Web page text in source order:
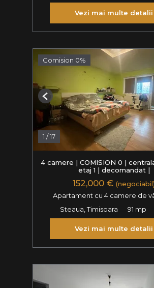
Vezi mai multe detalii
Comision 0%
1 /17
Previous
4 camere | COMISION 0 |
etaj 1 | decomandat |
152,000 € (negociabil)
Apartament cu 4 camere de
Steaua, Timisoara
91 mp
Vezi mai multe detalii